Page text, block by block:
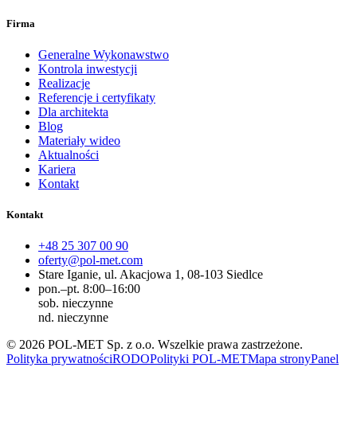
Firma
Generalne Wykonawstwo
Kontrola inwestycji
Realizacje
Referencje i certyfikaty
Dla architekta
Blog
Materiały wideo
Aktualności
Kariera
Kontakt
Kontakt
+48 25 307 00 90
oferty@pol-met.com
Stare Iganie, ul. Akacjowa 1, 08-103 Siedlce
pon.–pt. 8:00–16:00
sob. nieczynne
nd. nieczynne
© 2026 POL-MET Sp. z o.o. Wszelkie prawa zastrzeżone.
Polityka prywatnościRODOPolityki POL-METMapa stronyPanel